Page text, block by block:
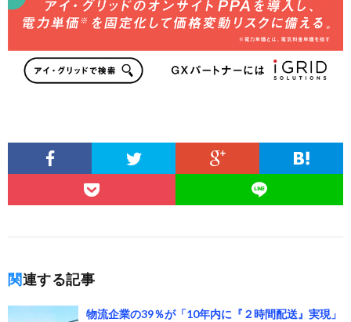
関連する記事
物流企業の39％が「10年内に『２時間配送』実現」